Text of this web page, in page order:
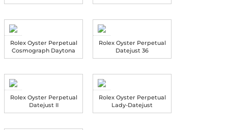
Rolex Oyster Perpetual
Cosmograph Daytona
Rolex Oyster Perpetual
Datejust 36
Rolex Oyster Perpetual
Datejust II
Rolex Oyster Perpetual
Lady-Datejust